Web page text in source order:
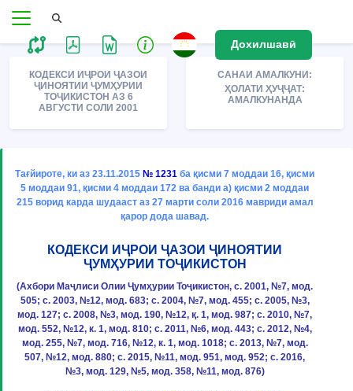
Дохилшавӣ
КОДЕКСИ ИҶРОИ ҶАЗОИ
ҶИНОЯТИИ ҶУМҲУРИИ
ТОҶИКИСТОН АЗ 6
АВГУСТИ СОЛИ 2001
САНАИ АМАЛКУНИ:
ҲОЛАТИ ҲУҶҶАТ:
АМАЛКУНАНДА
Тағйироте, ки аз 23.11.2015 № 1231 ба қисми 7 моддаи 16, қисми
5 моддаи 91, қисми 4 моддаи 172 ва банди а) қисми 2 моддаи
215 ворид карда шудааст аз 27 марти соли 2016 мавриди амал
қарор дода шавад.
КОДЕКСИ ИҶРОИ ҶАЗОИ ҶИНОЯТИИ
ҶУМҲУРИИ ТОҶИКИСТОН
(Ахбори Маҷлиси Олии Ҷумҳурии Тоҷикистон, с. 2001, №7, мод.
505; с. 2003, №12, мод. 683; с. 2004, №7, мод. 455; с. 2005, №3,
мод. 127; с. 2008, №3, мод. 190, №12, қ. 1, мод. 987; с. 2010, №7,
мод. 552, №12, к. 1, мод. 810; с. 2011, №6, мод. 443; с. 2012, №4,
мод. 255, №7, мод. 716, №12, к. 1, мод. 1018; с. 2013, №7, мод.
507, №12, мод. 880; с. 2015, №11, мод. 951, мод. 952; с. 2016,
№3, мод. 129, №5, мод. 358, №11, мод. 876)